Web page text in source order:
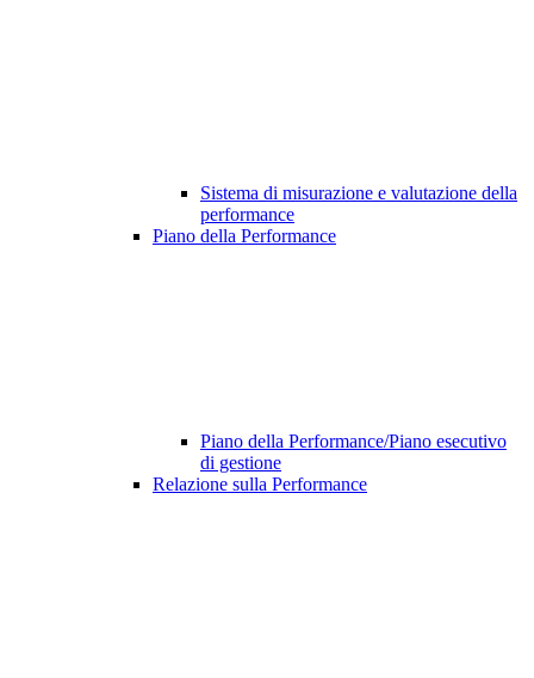
Sistema di misurazione e valutazione della
performance
Piano della Performance
Piano della Performance/Piano esecutivo
di gestione
Relazione sulla Performance